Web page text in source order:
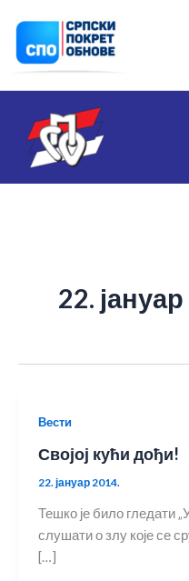
садржај
22.
Вести
Својој кући дођи!
22. јануар 2014.
Тешко је било гледати
слушати о злу које се
[…]